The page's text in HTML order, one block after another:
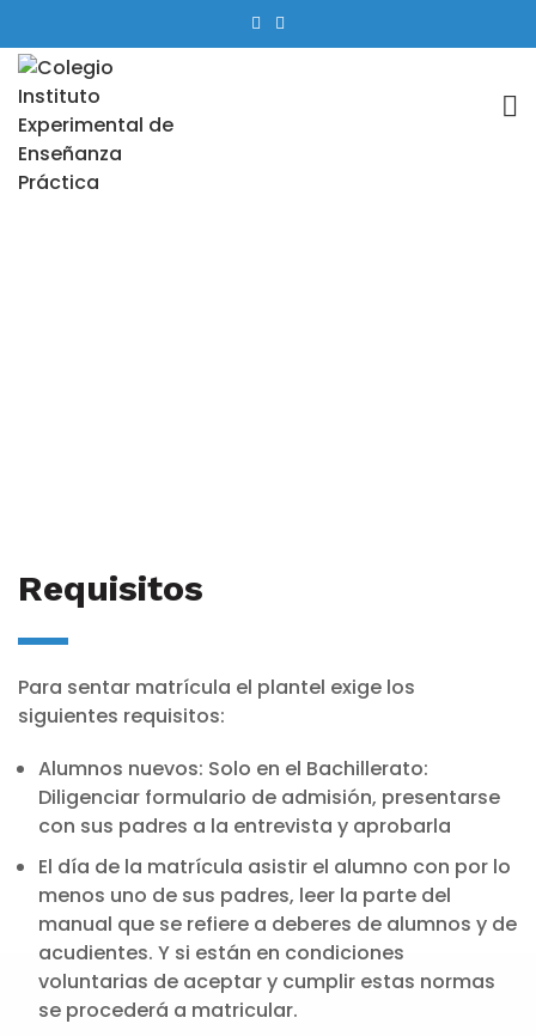
Requisitos
Para sentar matrícula el plantel exige los
siguientes requisitos:
Alumnos nuevos: Solo en el Bachillerato:
Diligenciar formulario de admisión, presentarse
con sus padres a la entrevista y aprobarla
El día de la matrícula asistir el alumno con por lo
menos uno de sus padres, leer la parte del
manual que se refiere a deberes de alumnos y de
acudientes. Y si están en condiciones
voluntarias de aceptar y cumplir estas normas
se procederá a matricular.